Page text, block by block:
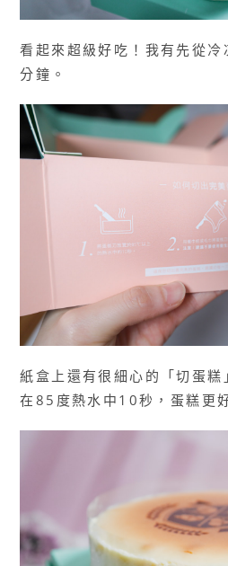
看起來超級好吃！我有先從
分鐘。
紙盒上還有很細心的「切蛋
在85度熱水中10秒，蛋糕更